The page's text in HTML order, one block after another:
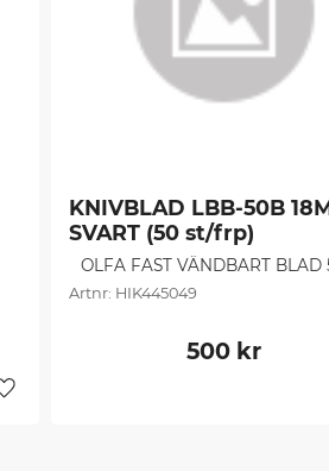
Lägg till i favoriter
KNIVBLAD LBB-50B
SVART (50 st/frp)
OLFA FAST VÄNDBART BLAD
HIK445049
500 kr